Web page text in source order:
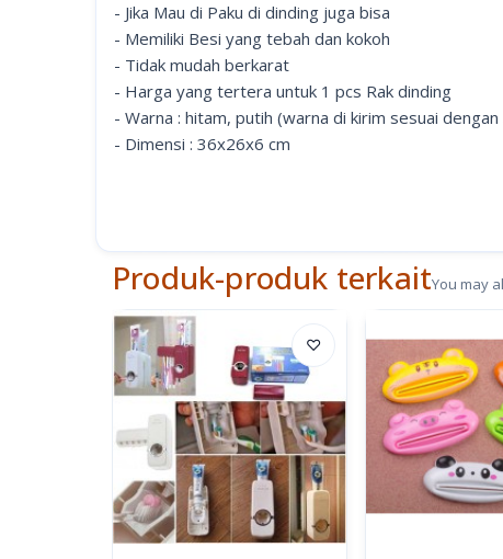
- Jika Mau di Paku di dinding juga bisa
- Memiliki Besi yang tebah dan kokoh
- Tidak mudah berkarat
- Harga yang tertera untuk 1 pcs Rak dinding
- Warna : hitam, putih (warna di kirim sesuai
- Dimensi : 36x26x6 cm
Produk-produk terkaitYou may
♡